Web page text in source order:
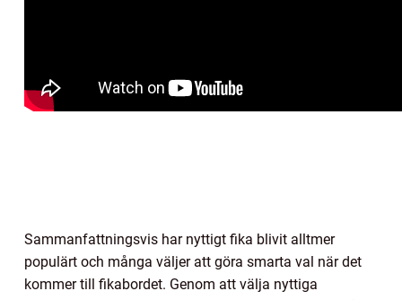
Sammanfattningsvis har nyttigt fika blivit alltmer
populärt och många väljer att göra smarta val när det
kommer till fikabordet. Genom att välja nyttiga